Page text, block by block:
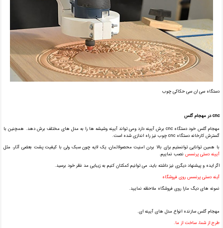
دستگاه سی ان سی حکاکی چوب
cnc در مهجام گلس
مهجام گلس خود دستگاه cnc برش آیینه دارد ومی تواند آیینه وشیشه ها را به مدل های مختلف برش دهد. همچنین با
گسترش کارخانه دستگاه cnc چوب نیز راه اندازی شده است.
با همین توانایی توانستیم برای بالا بردن امنیت محصولاتمان، یک لایه چون سبک ولی با کیفیت پشت بعضی آثار، مثل
آیینه دستی پرنسس نصب نماییم.
اگر ایده و پیشنهاد دیگری نیز داشته باید، می توانیم کمکتان کنیم به زیبایی مد نظر خود برسید.
آینه دستی پرنسس روی فروشگاه
نمونه های دیگ مارا روی فروشگاه ملاحظه نمایید.
مهجام گلس سازنده انواع مدل های آیینه ای.
طرح از شما، ساخت از ما.